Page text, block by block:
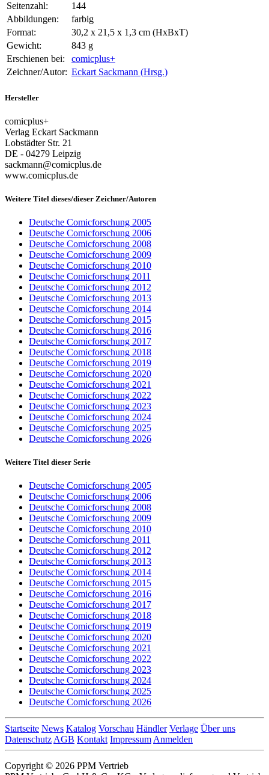
Seitenzahl:
144
Abbildungen:
farbig
Format:
30,2 x 21,5 x 1,3 cm (HxBxT)
Gewicht:
843 g
Erschienen bei:
comicplus+
Zeichner/Autor: Eckart Sackmann (Hrsg.)
Hersteller
comicplus+
Verlag Eckart Sackmann
Lobstädter Str. 21
DE - 04279 Leipzig
sackmann@comicplus.de
www.comicplus.de
Weitere Titel dieses/dieser Zeichner/Autoren
Deutsche Comicforschung 2005
Deutsche Comicforschung 2006
Deutsche Comicforschung 2008
Deutsche Comicforschung 2009
Deutsche Comicforschung 2010
Deutsche Comicforschung 2011
Deutsche Comicforschung 2012
Deutsche Comicforschung 2013
Deutsche Comicforschung 2014
Deutsche Comicforschung 2015
Deutsche Comicforschung 2016
Deutsche Comicforschung 2017
Deutsche Comicforschung 2018
Deutsche Comicforschung 2019
Deutsche Comicforschung 2020
Deutsche Comicforschung 2021
Deutsche Comicforschung 2022
Deutsche Comicforschung 2023
Deutsche Comicforschung 2024
Deutsche Comicforschung 2025
Deutsche Comicforschung 2026
Weitere Titel dieser Serie
Deutsche Comicforschung 2005
Deutsche Comicforschung 2006
Deutsche Comicforschung 2008
Deutsche Comicforschung 2009
Deutsche Comicforschung 2010
Deutsche Comicforschung 2011
Deutsche Comicforschung 2012
Deutsche Comicforschung 2013
Deutsche Comicforschung 2014
Deutsche Comicforschung 2015
Deutsche Comicforschung 2016
Deutsche Comicforschung 2017
Deutsche Comicforschung 2018
Deutsche Comicforschung 2019
Deutsche Comicforschung 2020
Deutsche Comicforschung 2021
Deutsche Comicforschung 2022
Deutsche Comicforschung 2023
Deutsche Comicforschung 2024
Deutsche Comicforschung 2025
Deutsche Comicforschung 2026
Startseite News Katalog Vorschau Händler Verlage Über uns
Datenschutz AGB Kontakt Impressum Anmelden
Copyright © 2026 PPM Vertrieb